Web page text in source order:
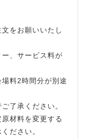
をお願いいたし
、サービス料が
料2時間分が別途
了承ください。
材料を変更する
ださい。